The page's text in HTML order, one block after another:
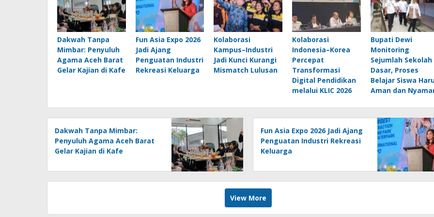
Dakwah Tanpa
Mimbar: Penyuluh
Agama Aceh Barat
Gelar Kajian di Kafe
Fun Asia Expo 2026
Jadi Ajang
Penguatan Industri
Rekreasi Keluarga
Kolaborasi
Kampus–Industri
Jadi Kunci Kurangi
Mismatch Lulusan
Kolaborasi
Indonesia–Korea
Percepat
Transformasi
Digital Pendidikan
melalui KLIC 2026
Bupati Dewi
Monitoring
Sejumlah Sekolah
Dasar, Proses
Belajar Siswa
Aman dan
Dakwah Tanpa Mimbar:
Penyuluh Agama Aceh Barat
Gelar Kajian di Kafe
Fun Asia Expo 2026 Jadi Ajang
Penguatan Industri Rekreasi
Keluarga
View More